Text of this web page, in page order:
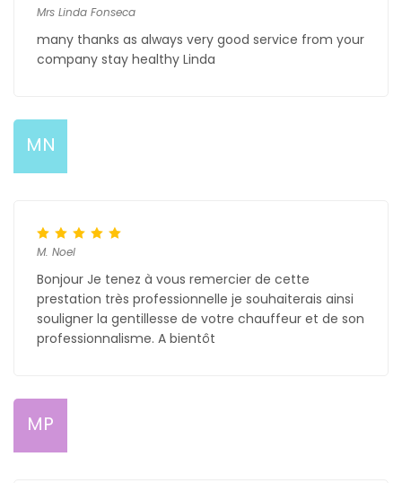
Mrs Linda Fonseca
many thanks as always very good service from your
company stay healthy Linda
MN
M. Noel
Bonjour Je tenez à vous remercier de cette
prestation très professionnelle je souhaiterais ainsi
souligner la gentillesse de votre chauffeur et de son
professionnalisme. A bientôt
MP